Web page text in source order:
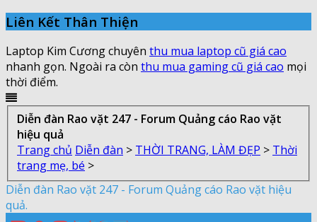
Liên Kết Thân Thiện
Laptop Kim Cương chuyên thu mua laptop cũ giá cao
nhanh gọn. Ngoài ra còn thu mua gaming cũ giá cao mọi
thời điểm.
Diễn đàn Rao vặt 247 - Forum Quảng cáo Rao vặt
hiệu quả
Trang chủ Diễn đàn > THỜI TRANG, LÀM ĐẸP > Thời
trang mẹ, bé >
Diễn đàn Rao vặt 247 - Forum Quảng cáo Rao vặt hiệu
quả.